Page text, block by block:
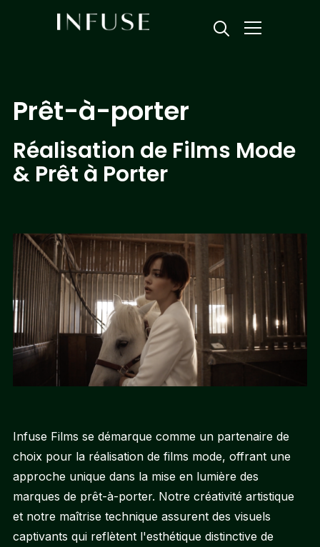
Info
Prêt-à-porter
Réalisation de Films Mode
& Prêt à Porter
Infuse Films se démarque comme un partenaire de
choix pour la réalisation de films mode, offrant une
approche unique dans la mise en lumière des
marques de prêt-à-porter. Notre créativité artistique
et notre maîtrise technique assurent des visuels
captivants qui reflètent l'esthétique distinctive de